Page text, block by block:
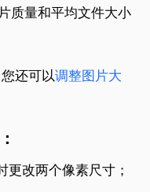
质量和平均文件大小
还可以调整图片大
改两个像素尺寸；